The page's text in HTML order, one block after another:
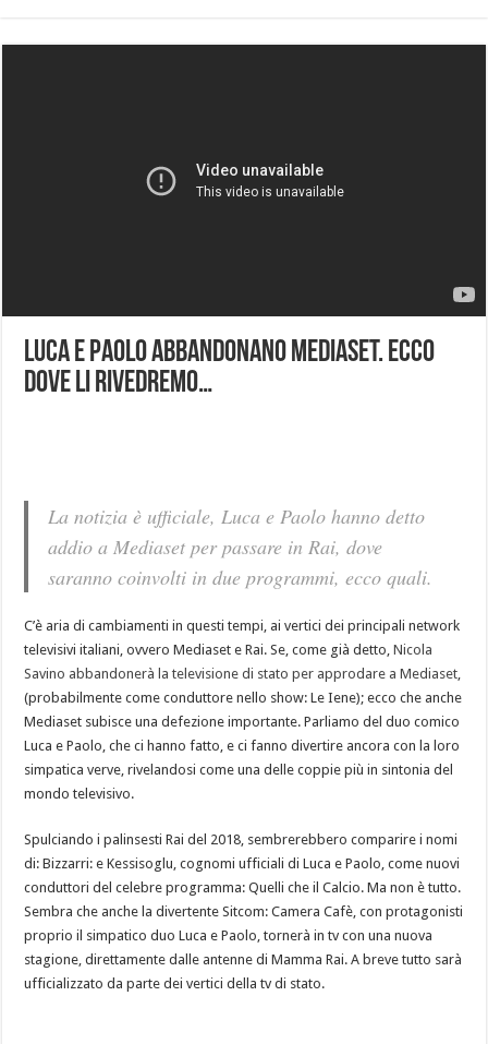
Luca e Paolo abbandonano Mediaset. Ecco
dove li rivedremo…
La notizia è ufficiale, Luca e Paolo hanno detto
addio a Mediaset per passare in Rai, dove
saranno coinvolti in due programmi, ecco quali.
C’è aria di cambiamenti in questi tempi, ai vertici dei principali network
televisivi italiani, ovvero Mediaset e Rai. Se, come già detto,Nicola
Savino abbandonerà la televisione di stato per approdare a Mediaset,
(probabilmente come conduttore nello show: Le Iene); ecco che anche
Mediaset subisce una defezione importante. Parliamo del duo comico
Luca e Paolo, che ci hanno fatto, e ci fanno divertire ancora con la loro
simpatica verve, rivelandosi come una delle coppie più in sintonia del
mondo televisivo.
Spulciando i palinsesti Rai del 2018, sembrerebbero comparire i nomi
di: Bizzarri: e Kessisoglu, cognomi ufficiali di Luca e Paolo, come nuovi
conduttori del celebre programma: Quelli che il Calcio. Ma non è tutto.
Sembra che anche la divertente Sitcom: Camera Cafè, con protagonisti
proprio il simpatico duo Luca e Paolo, tornerà in tv con una nuova
stagione, direttamente dalle antenne di Mamma Rai. A breve tutto sarà
ufficializzato da parte dei vertici della tv di stato.